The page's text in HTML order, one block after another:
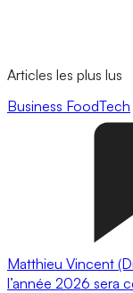
Articles les plus lus
Business FoodTech
Matthieu Vincent
l’année 2026 sera